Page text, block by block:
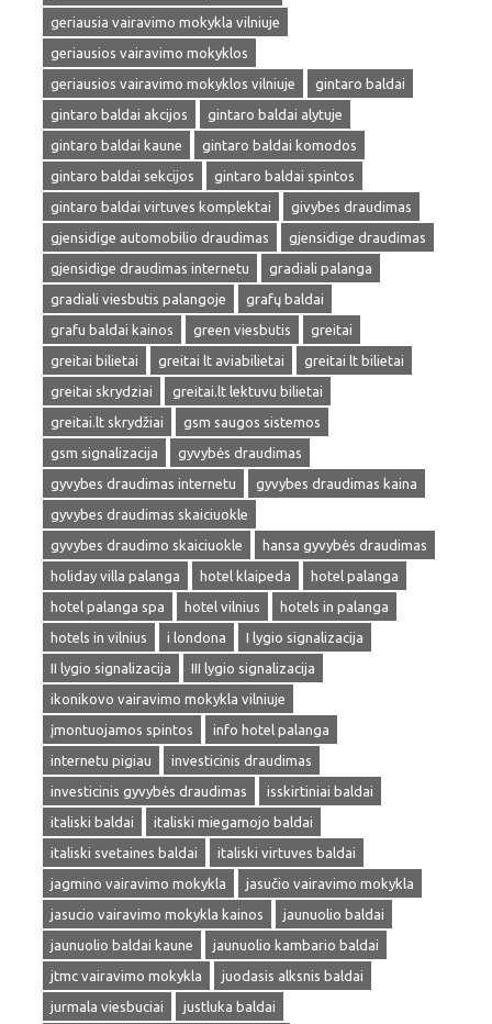
geriausia vairavimo mokykla vilniuje
geriausios vairavimo mokyklos
geriausios vairavimo mokyklos vilniuje
gintaro baldai
gintaro baldai akcijos
gintaro baldai alytuje
gintaro baldai kaune
gintaro baldai komodos
gintaro baldai sekcijos
gintaro baldai spintos
gintaro baldai virtuves komplektai
givybes draudimas
gjensidige automobilio draudimas
gjensidige draudimas
gjensidige draudimas internetu
gradiali palanga
gradiali viesbutis palangoje
grafų baldai
grafu baldai kainos
green viesbutis
greitai
greitai bilietai
greitai lt aviabilietai
greitai lt bilietai
greitai skrydziai
greitai.lt lektuvu bilietai
greitai.lt skrydžiai
gsm saugos sistemos
gsm signalizacija
gyvybės draudimas
gyvybes draudimas internetu
gyvybes draudimas kaina
gyvybes draudimas skaiciuokle
gyvybes draudimo skaiciuokle
hansa gyvybės draudimas
holiday villa palanga
hotel klaipeda
hotel palanga
hotel palanga spa
hotel vilnius
hotels in palanga
hotels in vilnius
i londona
I lygio signalizacija
II lygio signalizacija
III lygio signalizacija
ikonikovo vairavimo mokykla vilniuje
įmontuojamos spintos
info hotel palanga
internetu pigiau
investicinis draudimas
investicinis gyvybės draudimas
isskirtiniai baldai
italiski baldai
italiski miegamojo baldai
italiski svetaines baldai
italiski virtuves baldai
jagmino vairavimo mokykla
jasučio vairavimo mokykla
jasucio vairavimo mokykla kainos
jaunuolio baldai
jaunuolio baldai kaune
jaunuolio kambario baldai
jtmc vairavimo mokykla
juodasis alksnis baldai
jurmala viesbuciai
justluka baldai